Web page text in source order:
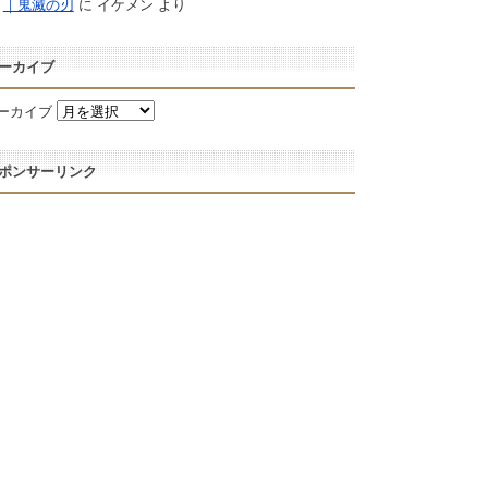
｜鬼滅の刃 に イケメン より
カイブ
カイブ
ンサーリンク